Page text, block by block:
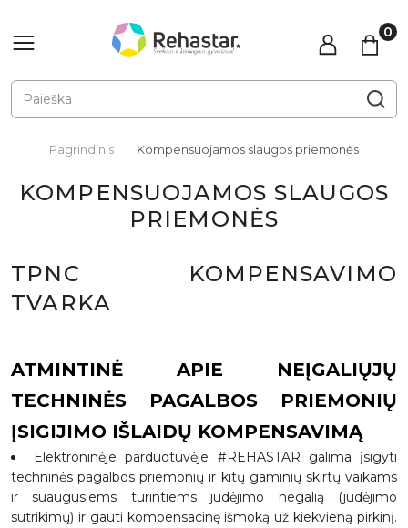
Pagrindinis Kompensuojamos slaugos priemonės
KOMPENSUOJAMOS SLAUGOS
PRIEMONĖS
TPNC KOMPENSAVIMO
TVARKA
ATMINTINĖ APIE NEĮGALIŲJŲ
TECHNINĖS PAGALBOS PRIEMONIŲ
ĮSIGIJIMO IŠLAIDŲ KOMPENSAVIMĄ
Elektroninėje parduotuvėje #REHASTAR galima įsigyti
techninės pagalbos priemonių ir kitų gaminių skirtų vaikams
ir suaugusiems turintiems judėjimo negalią (judėjimo
sutrikimų) ir gauti kompensacinę išmoką už kiekvieną pirkinį.